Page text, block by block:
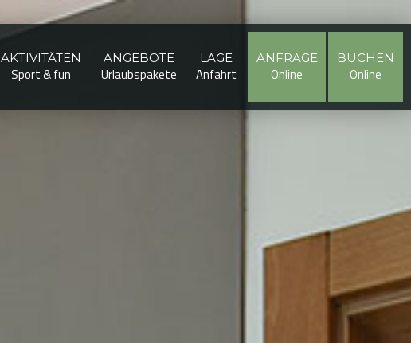
AKTIVITÄTEN
Sport & fun
ANGEBOTE
Urlaubspakete
LAGE
Anfahrt
ANFRAGE
Online
BUCHEN
Online